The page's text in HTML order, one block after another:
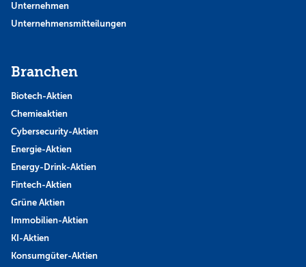
Unternehmen
Unternehmensmitteilungen
Branchen
Biotech-Aktien
Chemieaktien
Cybersecurity-Aktien
Energie-Aktien
Energy-Drink-Aktien
Fintech-Aktien
Grüne Aktien
Immobilien-Aktien
KI-Aktien
Konsumgüter-Aktien